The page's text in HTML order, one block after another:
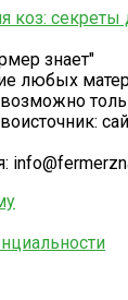
коз:
знает"
любых